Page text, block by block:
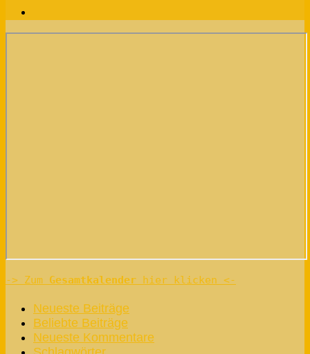
-> Zum Gesamtkalender hier klicken <-
Neueste Beiträge
Beliebte Beiträge
Neueste Kommentare